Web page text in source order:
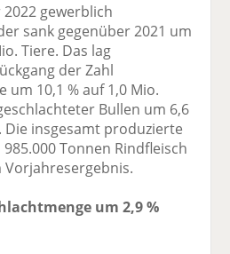
2022 gewerblich
sank gegenüber 2021 um
Tiere. Das lag
der Zahl
um 10,1 % auf 1,0 Mio.
Bullen um 6,6
Die insgesamt produzierte
Tonnen Rindfleisch
Vorjahresergebnis.
um 2,9 %